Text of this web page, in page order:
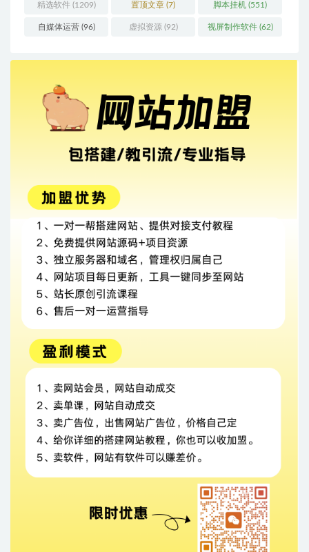
精选软件(1209) 置顶文章 (7) 脚本挂机 (551)
自媒体运营(96) 虚拟资源 (92) 视屏制作软件(62)